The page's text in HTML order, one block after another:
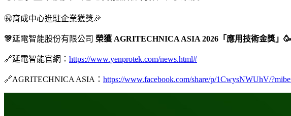
㊗️育成中心進駐企業獲獎🎉
🎊延電智能股份有限公司 榮獲 AGRITECHNICA ASIA 2026「應用技術金獎」🥳
🔗延電智能官網： https://www.yenprotek.com/news.html#
🔗AGRITECHNICA ASIA： https://www.facebook.com/share/p/1CwysNWUhV/